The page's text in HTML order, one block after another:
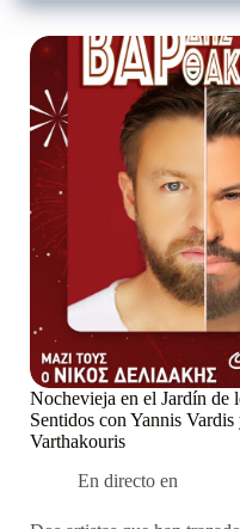
El
sábado
29
de
Tzamaika
Beach
Rethymno.
Nochevieja en el Jardín de
Sentidos con Yannis
Varthakouris
En directo en